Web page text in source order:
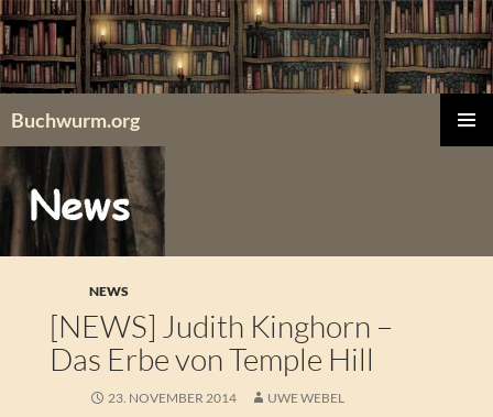
Zum
Inhalt
springen
Buchwurm.org
NEWS
[NEWS] Judith Kinghorn –
Das Erbe von Temple Hill
23. NOVEMBER 2014 UWE WEBEL